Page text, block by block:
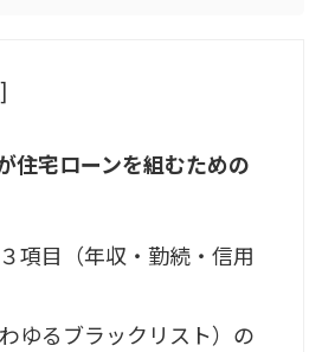
]
住宅ローンを組むための
項目（年収・勤続・信用
ゆるブラックリスト）の